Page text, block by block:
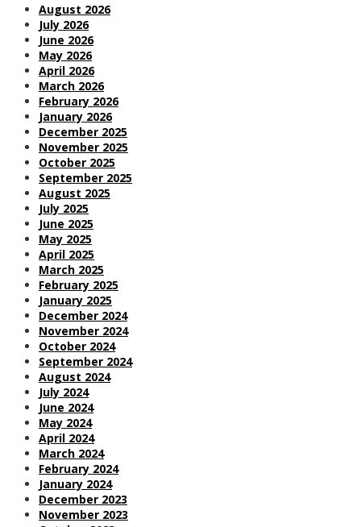
August 2026
July 2026
June 2026
May 2026
April 2026
March 2026
February 2026
January 2026
December 2025
November 2025
October 2025
September 2025
August 2025
July 2025
June 2025
May 2025
April 2025
March 2025
February 2025
January 2025
December 2024
November 2024
October 2024
September 2024
August 2024
July 2024
June 2024
May 2024
April 2024
March 2024
February 2024
January 2024
December 2023
November 2023